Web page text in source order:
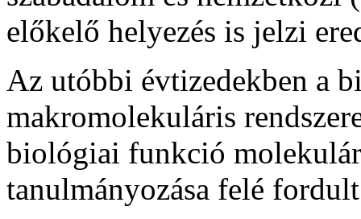
előkelő helyezés is jelzi
Az utóbbi évtizedekben a
makromolekuláris
biológiai funkció
tanulmányozása felé